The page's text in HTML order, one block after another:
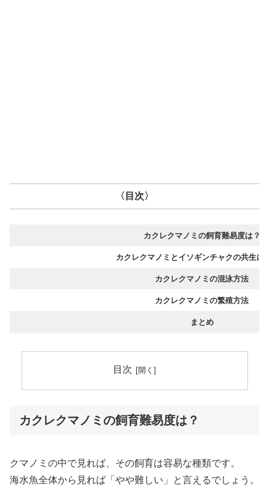
〈目次〉
カクレクマノミの飼育難易度は？
カクレクマノミとイソギンチャクの共生に
カクレクマノミの混泳方法
カクレクマノミの繁殖方法
まとめ
目次
カクレクマノミの飼育難易度は？
クマノミの中で見れば、その飼育は容易な種類です。
海水魚全体から見れば「やや難しい」と言えるでしょう。